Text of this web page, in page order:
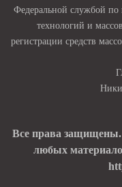
Федеральной службой
технологий и
регистрации средств
Все права защищены.
любых